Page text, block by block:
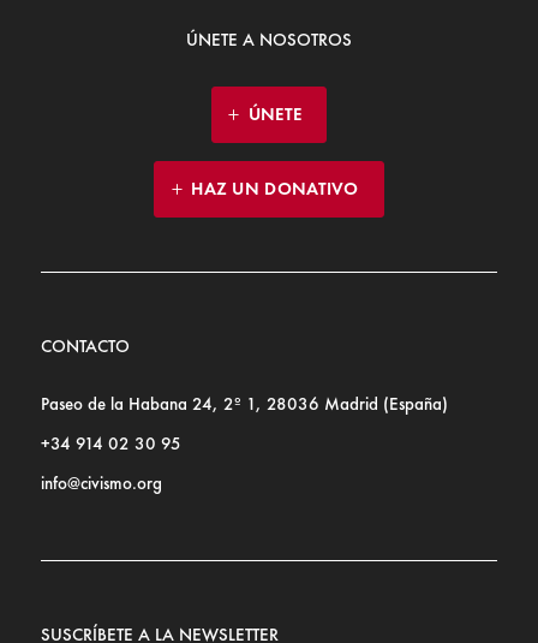
ÚNETE A NOSOTROS
ÚNETE
HAZ UN DONATIVO
CONTACTO
Paseo de la Habana 24, 2º 1, 28036 Madrid (España)
+34 914 02 30 95
info@civismo.org
SUSCRÍBETE A LA NEWSLETTER